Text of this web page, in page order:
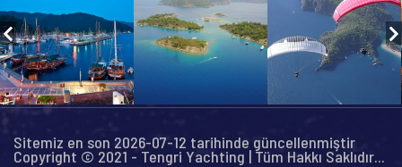
Sitemiz en son 2026-07-12 tarihinde güncellenmiştir
Copyright © 2021 - Tengri Yachting | Tüm Hakkı Saklıdır...